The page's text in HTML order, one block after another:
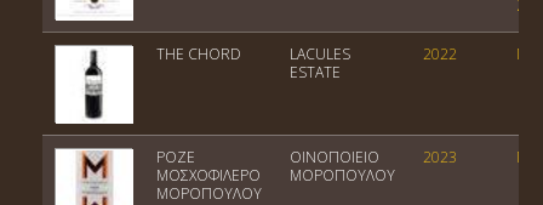
THE CHORD
LACULES
ESTATE
2022
ΡΟΖΕ
ΜΟΣΧΟΦΙΛΕΡΟ
ΜΟΡΟΠΟΥΛΟY
ΟΙΝΟΠΟΙΕΙΟ
ΜΟΡΟΠΟΥΛΟΥ
2023